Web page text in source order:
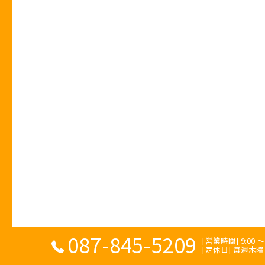
087-845-5209 [営業時間] 9:00
[定休日] 毎週木